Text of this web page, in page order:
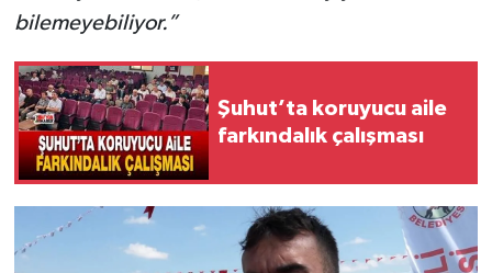
bilemeyebiliyor.”
Şuhut’ta koruyucu aile
farkındalık çalışması